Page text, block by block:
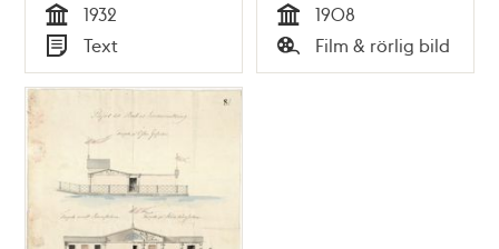
Tid
1932
Typ
Text Tid
1908
Typ
Film & rörlig bild